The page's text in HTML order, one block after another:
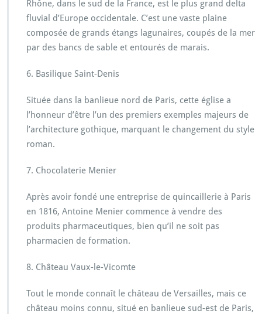
Rhône, dans le sud de la France, est le plus grand delta
fluvial d’Europe occidentale. C’est une vaste plaine
composée de grands étangs lagunaires, coupés de la mer
par des bancs de sable et entourés de marais.
6. Basilique Saint-Denis
Située dans la banlieue nord de Paris, cette église a
l’honneur d’être l’un des premiers exemples majeurs de
l’architecture gothique, marquant le changement du style
roman.
7. Chocolaterie Menier
Après avoir fondé une entreprise de quincaillerie à Paris
en 1816, Antoine Menier commence à vendre des
produits pharmaceutiques, bien qu’il ne soit pas
pharmacien de formation.
8. Château Vaux-le-Vicomte
Tout le monde connaît le château de Versailles, mais ce
château moins connu, situé en banlieue sud-est de Paris,